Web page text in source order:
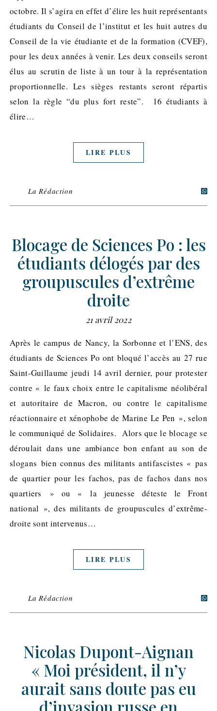
octobre. Il s’agira en effet d’élire les huit représentants
étudiants du Conseil de l’institut et les huit autres du
Conseil de la vie étudiante et de la formation (CVEF),
pour les deux années à venir. Les deux conseils seront
élus au scrutin de liste à un tour à la représentation
proportionnelle. Les sièges restants seront répartis
selon la règle “du plus fort reste”. 16 étudiants à
élire…
LIRE PLUS
La Rédaction
Blocage de Sciences Po : les
étudiants délogés par des
groupuscules d’extrême
droite
21 avril 2022
Après le campus de Nancy, la Sorbonne et l’ENS, des
étudiants de Sciences Po ont bloqué l’accès au 27 rue
Saint-Guillaume jeudi 14 avril dernier, pour protester
contre « le faux choix entre le capitalisme néolibéral
et autoritaire de Macron, ou contre le capitalisme
réactionnaire et xénophobe de Marine Le Pen », selon
le communiqué de Solidaires. Alors que le blocage se
déroulait dans une ambiance bon enfant au son de
slogans bien connus des militants antifascistes « pas
de quartier pour les fachos, pas de fachos dans nos
quartiers » ou « la jeunesse déteste le Front
national », des militants de groupuscules d’extrême-
droite sont intervenus…
LIRE PLUS
La Rédaction
Nicolas Dupont-Aignan
« Moi président, il n’y
aurait sans doute pas eu
d’invasion russe en